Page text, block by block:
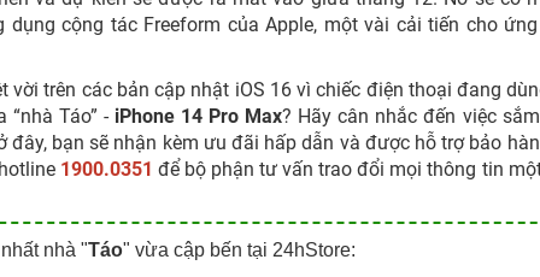
cộng tác Freeform của Apple, một vài cải tiến cho
trên các bản cập nhật iOS 16 vì chiếc điện thoại đang
Táo” - iPhone 14 Pro Max? Hãy cân nhắc đến việc
đây, bạn sẽ nhận kèm ưu đãi hấp dẫn và được hỗ trợ bảo
1900.0351 để bộ phận tư vấn trao đổi mọi thông tin
nhà "Táo" vừa cập bến tại 24hStore: